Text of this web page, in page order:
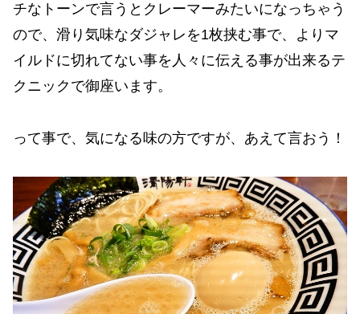
チなトーンで言うとクレーマーみたいになっちゃう
ので、滑り気味なダジャレを1枚挟む事で、よりマ
イルドに切れてない事を人々に伝える事が出来るテ
クニックで御座います。
って事で、気になる味の方ですが、あえて言おう！